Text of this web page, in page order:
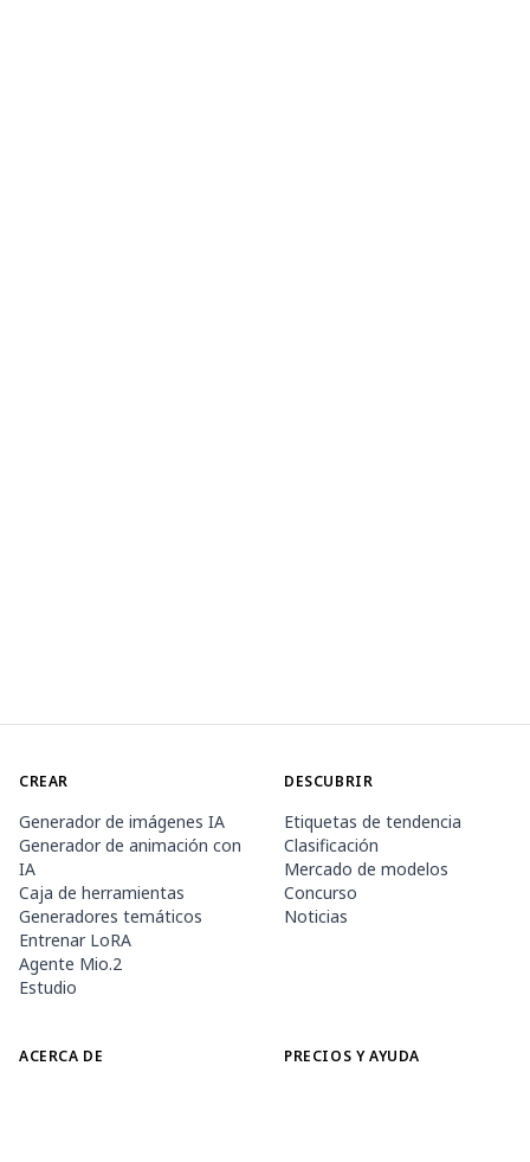
CREAR
Generador de imágenes IA
Generador de animación con
IA
Caja de herramientas
Generadores temáticos
Entrenar LoRA
Agente Mio.2
Estudio
DESCUBRIR
Etiquetas de tendencia
Clasificación
Mercado de modelos
Concurso
Noticias
ACERCA DE PRECIOS Y AYUDA